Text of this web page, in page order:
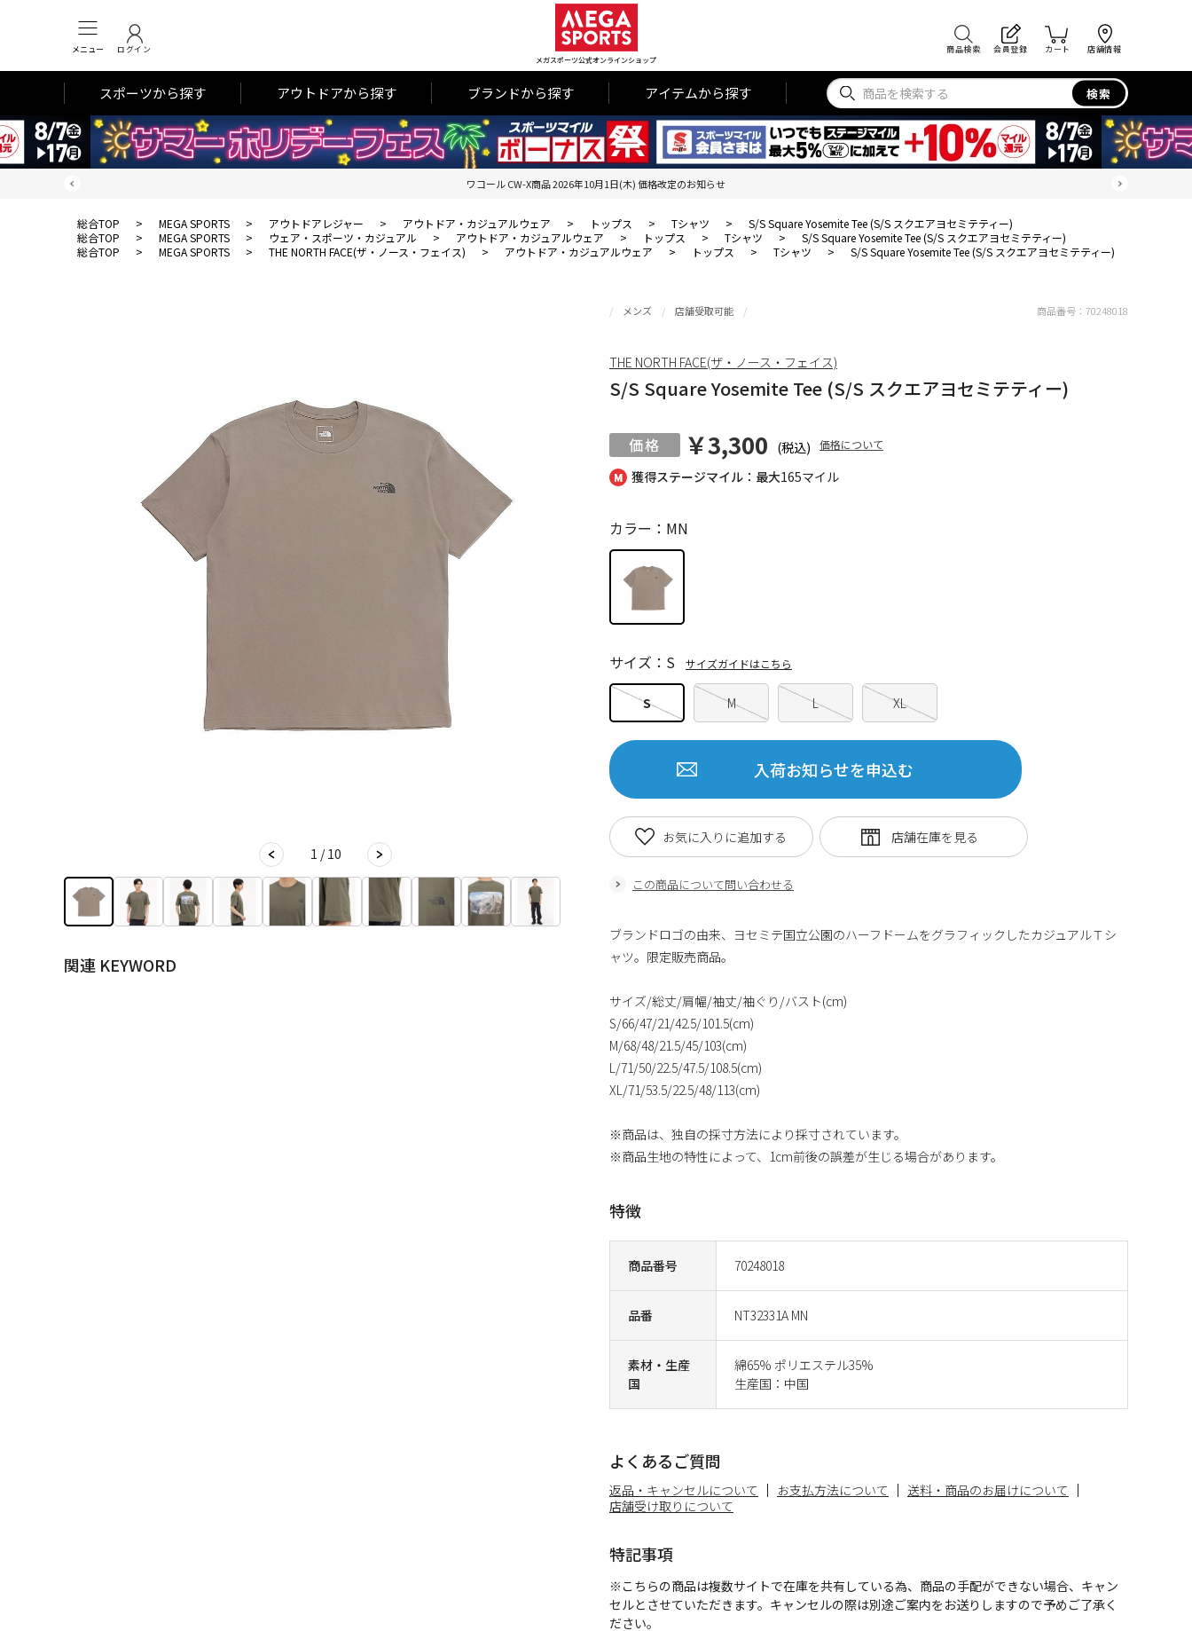
メニュー ログイン
メガスポーツ公式オンラインショップ
商品検索 会員登録 カート 店舗情報
スポーツから探す アウトドアから探す ブランドから探す アイテムから探す 検索
ワコール CW-X商品 2026年10月1日(木) 価格改定のお知らせ
総合TOP > MEGA SPORTS > アウトドアレジャー > アウトドア・カジュアルウェア > トップス > Tシャツ >
S/S Square Yosemite Tee (S/S スクエアヨセミテティー)
総合TOP
> MEGA SPORTS > ウェア・スポーツ・カジュアル > アウトドア・カジュアルウェア > トップス > Tシャツ >
S/S Square Yosemite Tee (S/S スクエアヨセミテティー)
総合TOP
> MEGA SPORTS > THE NORTH FACE(ザ・ノース・フェイス) > アウトドア・カジュアルウェア > トップス > Tシャツ > S/S Square Yosemite Tee (S/S スクエアヨセミテティー)
1 / 10
関連 KEYWORD
獲得ステージマイル：最大165マイル
メンズ 店舗受取可能
S/S Square Yosemite Tee (S/S スクエアヨセミテティー)
￥3,300 (税込) 価格について
商品番号 70248018
品番 NT32331A MN
素材・生産
国
綿65% ポリエステル35%
生産国：中国
カラー：MN
S M L XL
サイズ：S サイズガイドはこちら
入荷お知らせを申込む
この商品について問い合わせる
お気に入りに追加する
商品番号： 70248018
THE NORTH FACE(ザ・ノース・フェイス)
ブランドロゴの由来、ヨセミテ国立公園のハーフドームをグラフィックしたカジュアルＴシ
ャツ。限定販売商品。
サイズ/総丈/肩幅/袖丈/袖ぐり/バスト(cm)
S/66/47/21/42.5/101.5(cm)
M/68/48/21.5/45/103(cm)
L/71/50/22.5/47.5/108.5(cm)
XL/71/53.5/22.5/48/113(cm)
※商品は、独自の採寸方法により採寸されています。
※商品生地の特性によって、1cm前後の誤差が生じる場合があります。
特徴
よくあるご質問
返品・キャンセルについて お支払方法について
送料・商品のお届けについて
店舗受け取りについて
特記事項
※こちらの商品は複数サイトで在庫を共有している為、商品の手配ができない場合、キャン
セルとさせていただきます。キャンセルの際は別途ご案内をお送りしますので予めご了承く
ださい。